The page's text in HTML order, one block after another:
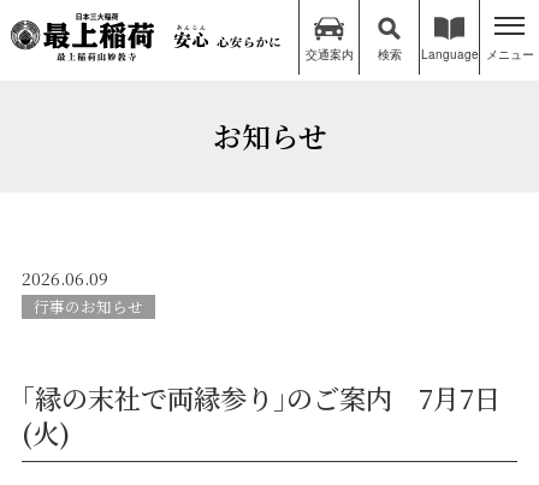
交通案内 検索 Language メニュー
お知らせ
2026.06.09
行事のお知らせ
｢縁の末社で両縁参り｣のご案内 7月7日
(火)